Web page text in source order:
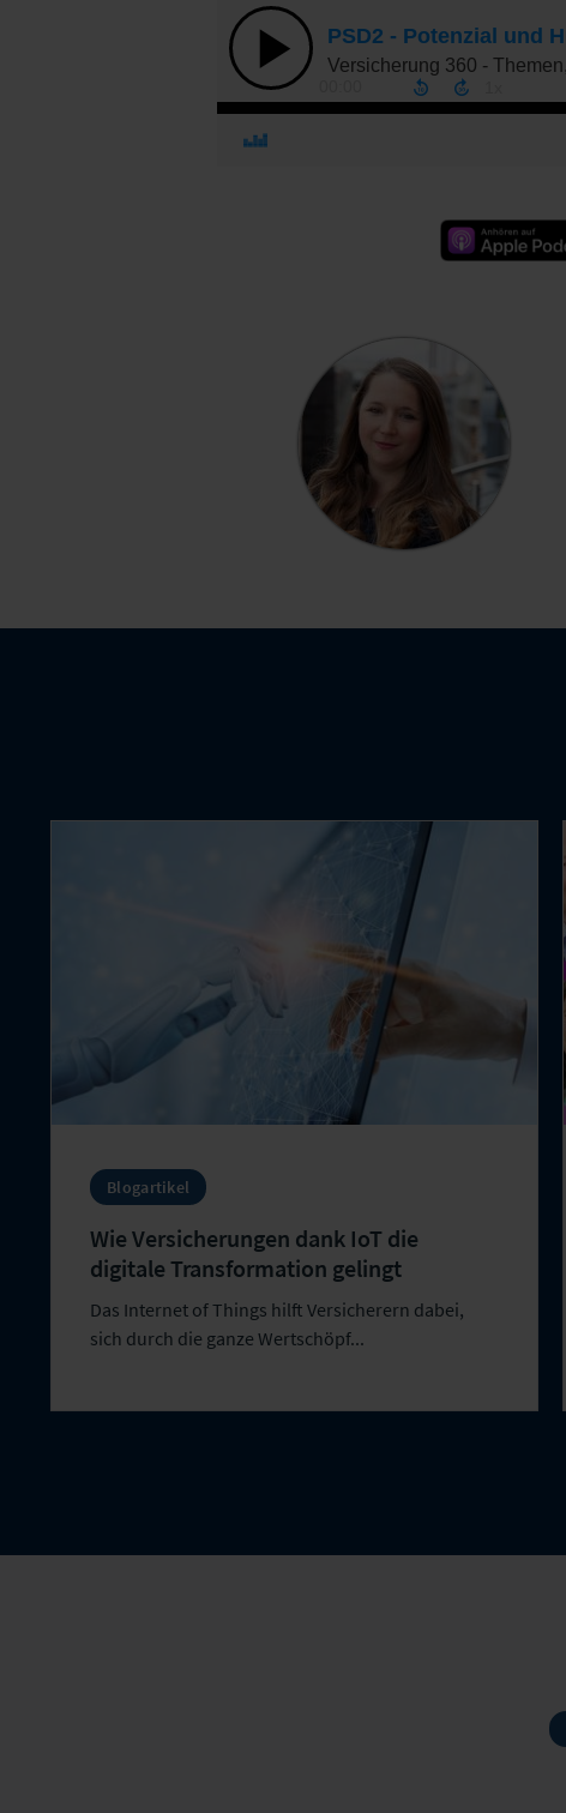
Blogartikel
Wie Versicherungen dank IoT die
digitale Transformation gelingt
Das Internet of Things hilft Versicherern dabei,
sich durch die ganze Wertschöpf...